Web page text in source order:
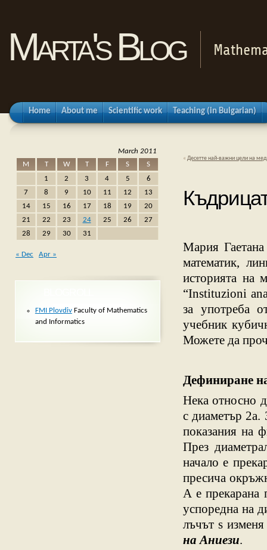
Marta's Blog
Home About me Scientific work Teaching (in Bulgarian)
« Десетте най-важни цели на
Мария
математик,
историята на
“Instituzioni
за употреба
учебник
Можете да
Дефиниране
Нека относно
с диаметър 2a.
показания на
През
начало е
пресича
A е прекарана
успоредна на
лъчът s
на Аниези.
March 2011
M
T W T F S
S
1
2 3 4 5
6
7
8 9 10 11 12
13
14
15 16 17 18 19
20
21
22 23 24 25 26
27
28
29 30 31
« Dec Apr »
FMI PlovdivFaculty of Mathematics
and Informatics